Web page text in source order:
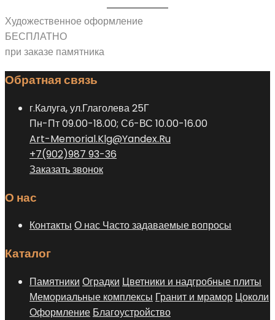
Художественное оформление
БЕСПЛАТНО
при заказе памятника
Обратная связь
г.Калуга, ул.Глаголева 25Г
Пн-Пт 09.00-18.00; Сб-ВС 10.00-16.00
Art-Memorial.Klg@Yandex.Ru
+7(902)987 93-36
Заказать звонок
О нас
Контакты О нас Часто задаваемые вопросы
Каталог
Памятники Оградки Цветники и надгробные плиты
Мемориальные комплексы Гранит и мрамор Цоколи
Оформление Благоустройство